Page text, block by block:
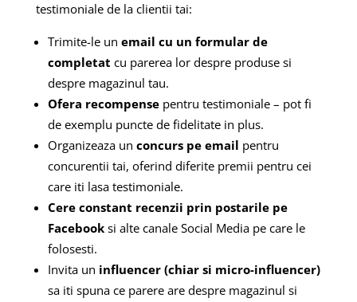
testimoniale de la clientii tai:
Trimite-le un email cu un formular de
completat cu parerea lor despre produse si
despre magazinul tau.
Ofera recompensepentru testimoniale – pot fi
de exemplu puncte de fidelitate in plus.
Organizeaza un concurs pe email pentru
concurentii tai, oferind diferite premii pentru cei
care iti lasa testimoniale.
Cere constant recenzii prin postarile pe
Facebooksi alte canale Social Media pe care le
folosesti.
Invita un influencer (chiar si micro-influencer)
sa iti spuna ce parere are despre magazinul si